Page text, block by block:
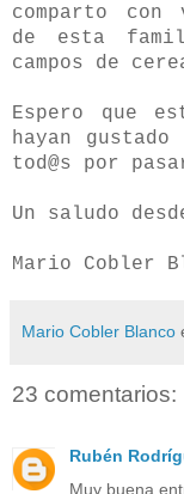
comparto
de esta
campos de
Espero que
hayan
tod@s por
Un saludo
Mario Cobler
Mario Cobler Blanco
23 comentarios:
Rubén
Muy buena